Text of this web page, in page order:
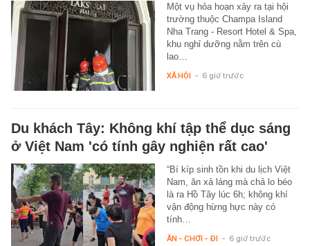
Một vụ hỏa hoạn xảy ra tại hội
trường thuộc Champa Island
Nha Trang - Resort Hotel & Spa,
khu nghỉ dưỡng nằm trên cù
lao…
XÃ HỘI - 6 giờ trước
Du khách Tây: Không khí tập thể dục sáng
ở Việt Nam 'có tính gây nghiện rất cao'
“Bí kíp sinh tồn khi du lịch Việt
Nam, ăn xả láng mà chả lo béo
là ra Hồ Tây lúc 6h; không khí
vận động hừng hực này có
tính…
ĂN - CHƠI - ĐI - 6 giờ trước